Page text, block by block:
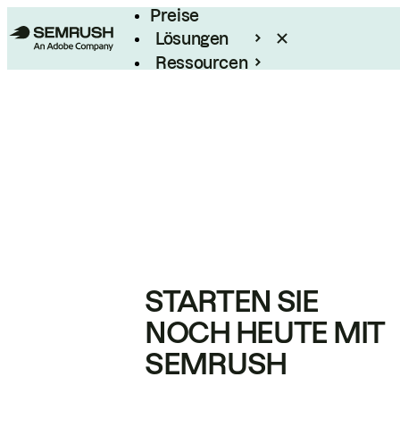
Preise
Lösungen
Ressourcen
STARTEN SIE
NOCH HEUTE MIT
SEMRUSH